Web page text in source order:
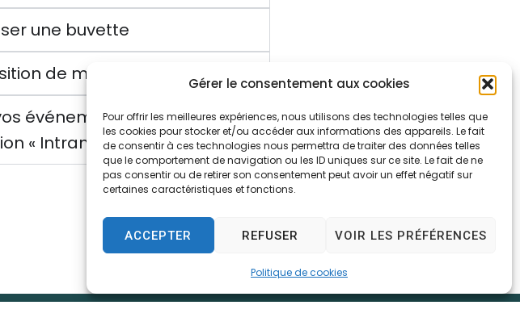
Gérer le consentement aux cookies
Pour offrir les meilleures expériences, nous utilisons des technologies telles que
les cookies pour stocker et/ou accéder aux informations des appareils. Le fait
de consentir à ces technologies nous permettra de traiter des données telles
que le comportement de navigation ou les ID uniques sur ce site. Le fait de ne
pas consentir ou de retirer son consentement peut avoir un effet négatif sur
certaines caractéristiques et fonctions.
ACCEPTER REFUSER VOIR LES PRÉFÉRENCES
Politique de cookies
une buvette
de matériel
événements sur le panneau
« Intramuros »